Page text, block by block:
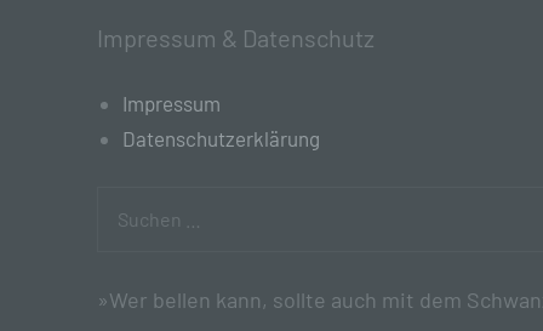
Impressum & Datenschutz
Impressum
Datenschutzerklärung
»Wer bellen kann, sollte auch mit dem